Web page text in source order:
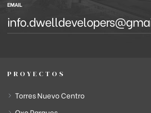
EMAIL
PROYECTOS
Torres Nuevo Centro